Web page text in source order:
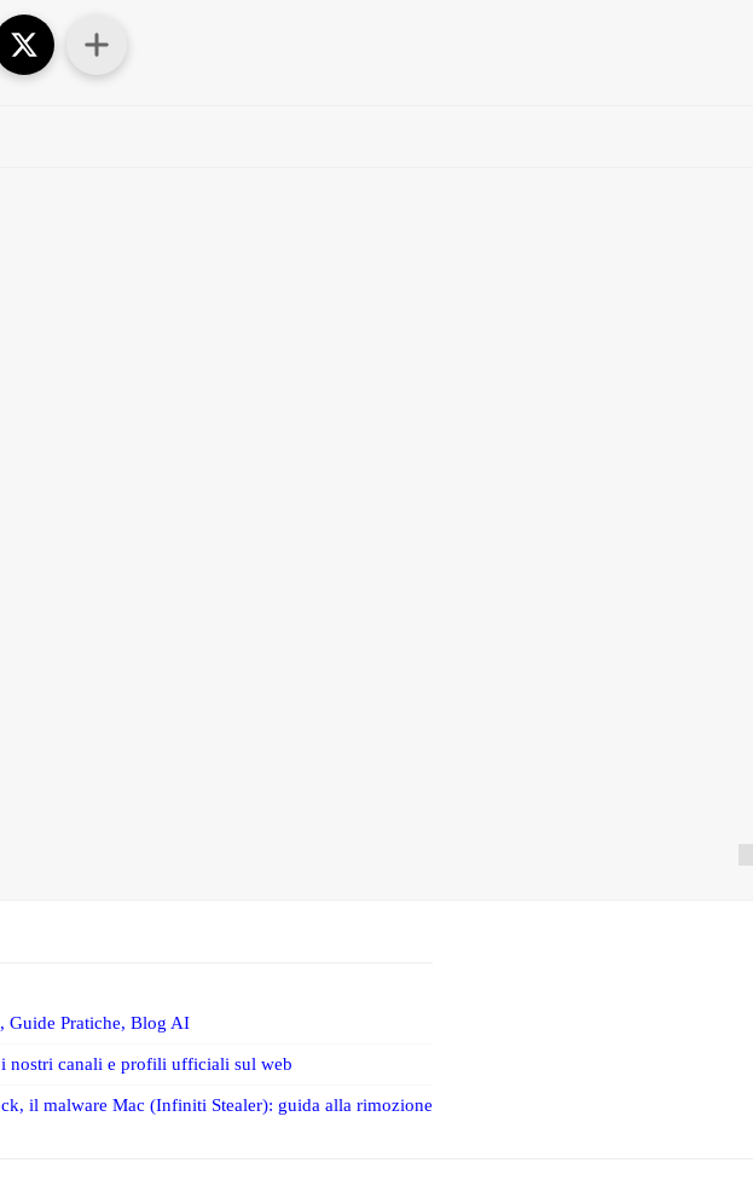
Guide Pratiche, Blog AI
nostri canali e profili ufficiali sul web
il malware Mac (Infiniti Stealer): guida alla rimozione